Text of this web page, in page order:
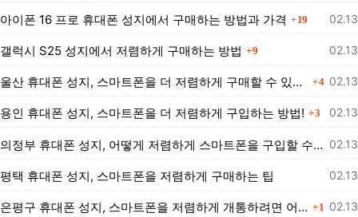
등록
02.13
아이폰 16 프로 휴대폰 성지에서 구매하는 방법과 가격 19
등록
02.13
갤럭시 S25 성지에서 저렴하게 구매하는 방법 9
등록
02.13
울산 휴대폰 성지, 스마트폰을 더 저렴하게 구매할 수 있는 방법은? 댓글
4
등록
02.13
용인 휴대폰 성지, 스마트폰을 더 저렴하게 구입하는 방법! 댓글
3
등록
02.13
의정부 휴대폰 성지, 어떻게 저렴하게 스마트폰을 구입할 수 있을까?
등록
02.13
평택 휴대폰 성지, 스마트폰을 저렴하게 구매하는 팁
등록
02.13
은평구 휴대폰 성지, 스마트폰을 저렴하게 개통하려면 어떻게 해야 할까? 댓글
1